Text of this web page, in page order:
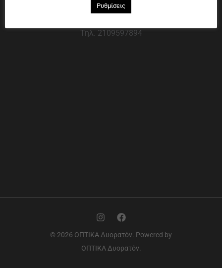
Χαροκόπου 13-15, Αθήνα 176 72
Τηλ. 2109597894
© 2026 ΟΠΤΙΚΑ Δυορατόν. Powered by
ΟΠΤΙΚΑ Δυορατόν.
Ρυθμίσεις